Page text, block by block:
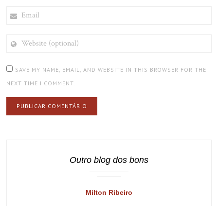
(OPTIONAL)
SAVE MY NAME, EMAIL, AND WEBSITE IN THIS BROWSER FOR THE
NEXT TIME I COMMENT.
Outro blog dos bons
Milton Ribeiro